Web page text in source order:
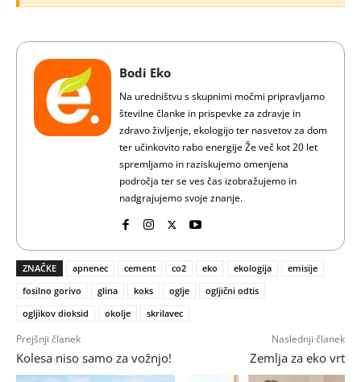
Bodi Eko
Na uredništvu s skupnimi močmi pripravljamo
številne članke in prispevke za zdravje in
zdravo življenje, ekologijo ter nasvetov za dom
ter učinkovito rabo energije Že več kot 20 let
spremljamo in raziskujemo omenjena
področja ter se ves čas izobražujemo in
nadgrajujemo svoje znanje.
ZNAČKE apnenec cement co2 eko ekologija
emisije
fosilno gorivo
glina koks oglje
ogljični odtis
ogljikov dioksid
okolje skrilavec
Prejšnji članek
Kolesa niso samo za vožnjo!
Naslednji članek
Zemlja za eko vrt